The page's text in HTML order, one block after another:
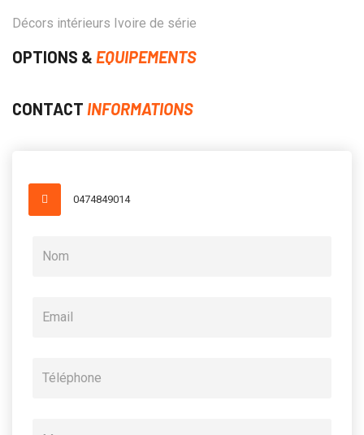
Décors intérieurs Ivoire de série
OPTIONS & EQUIPEMENTS
CONTACT INFORMATIONS
0474849014